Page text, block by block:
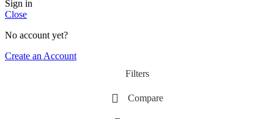
Sign in
Close
No account yet?
Create an Account
Filters
Compare